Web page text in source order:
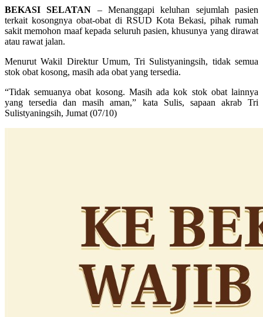
BEKASI SELATAN – Menanggapi keluhan sejumlah pasien
terkait kosongnya obat-obat di RSUD Kota Bekasi, pihak rumah
sakit memohon maaf kepada seluruh pasien, khusunya yang dirawat
atau rawat jalan.
Menurut Wakil Direktur Umum, Tri Sulistyaningsih, tidak semua
stok obat kosong, masih ada obat yang tersedia.
“Tidak semuanya obat kosong. Masih ada kok stok obat lainnya
yang tersedia dan masih aman,” kata Sulis, sapaan akrab Tri
Sulistyaningsih, Jumat (07/10)